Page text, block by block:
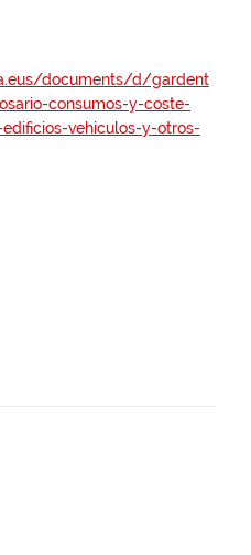
documents/d/gardent
consumos-y-coste-
vehiculos-y-otros-